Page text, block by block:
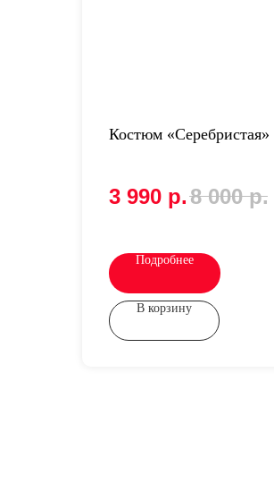
Костюм «Серебристая»
3 990 р.8 000 р.
Подробнее
В корзину